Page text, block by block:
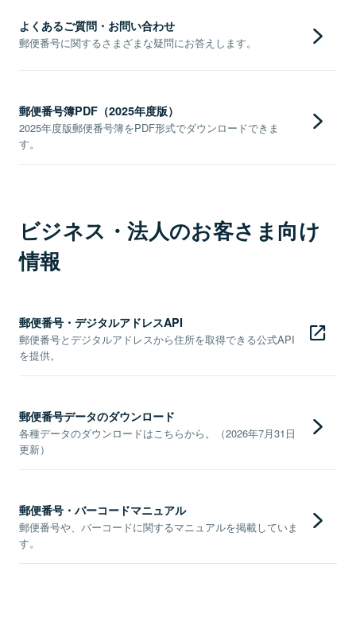
よくあるご質問・お問い合わせ
郵便番号に関するさまざまな疑問にお答えします。
郵便番号簿PDF（2025年度版）
2025年度版郵便番号簿をPDF形式でダウンロードできま
す。
ビジネス・法人のお客さま向け
情報
郵便番号・デジタルアドレスAPI
郵便番号とデジタルアドレスから住所を取得できる公式API
を提供。
郵便番号データのダウンロード
各種データのダウンロードはこちらから。（2026年7月31日
更新）
郵便番号・バーコードマニュアル
郵便番号や、バーコードに関するマニュアルを掲載していま
す。